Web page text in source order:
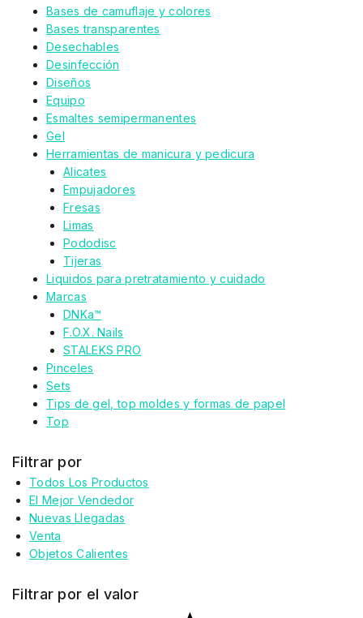
Bases de camuflaje y colores
Bases transparentes
Desechables
Desinfección
Diseños
Equipo
Esmaltes semipermanentes
Gel
Herramientas de manicura y pedicura
Alicates
Empujadores
Fresas
Limas
Pododisc
Tijeras
Liquidos para pretratamiento y cuidado
Marcas
DNKa™
F.O.X. Nails
STALEKS PRO
Pinceles
Sets
Tips de gel, top moldes y formas de papel
Top
Filtrar por
Todos Los Productos
El Mejor Vendedor
Nuevas Llegadas
Venta
Objetos Calientes
Filtrar por el valor